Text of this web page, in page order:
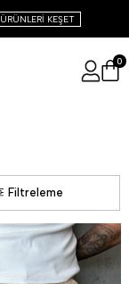
ÜRÜNLERİ KEŞET
0
Filtreleme